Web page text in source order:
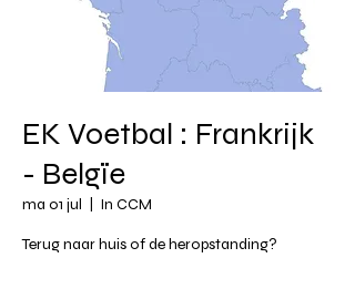
EK Voetbal : Frankrijk
- Belgïe
ma 01 jul In CCM
Terug naar huis of de heropstanding?